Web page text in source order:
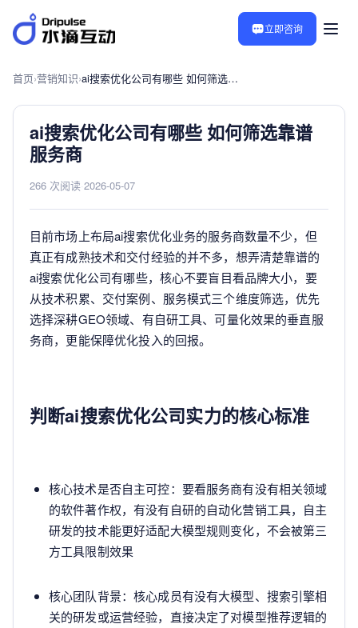
立即咨询
首页›营销知识› ai搜索优化公司有哪些 如何筛选靠谱服务商
ai搜索优化公司有哪些 如何筛选靠谱
服务商
266 次阅读 2026-05-07
目前市场上布局ai搜索优化业务的服务商数量不少，但
真正有成熟技术和交付经验的并不多，想弄清楚靠谱的
ai搜索优化公司有哪些，核心不要盲目看品牌大小，要
从技术积累、交付案例、服务模式三个维度筛选，优先
选择深耕GEO领域、有自研工具、可量化效果的垂直服
务商，更能保障优化投入的回报。
判断ai搜索优化公司实力的核心标准
核心技术是否自主可控：要看服务商有没有相关领域
的软件著作权，有没有自研的自动化营销工具，自主
研发的技术能更好适配大模型规则变化，不会被第三
方工具限制效果
核心团队背景：核心成员有没有大模型、搜索引擎相
关的研发或运营经验，直接决定了对模型推荐逻辑的